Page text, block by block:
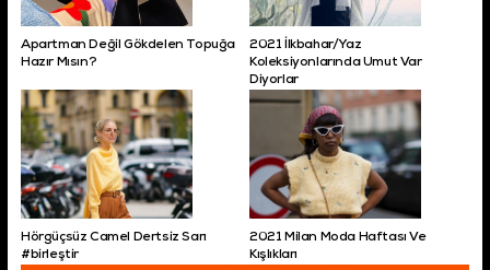
Apartman Değil Gökdelen Topuğa
Hazır Mısın?
2021 İlkbahar/Yaz
Koleksiyonlarında Umut Var
Diyorlar
Hörgüçsüz Camel Dertsiz Sarı
#birleştir
2021 Milan Moda Haftası Ve
Kışlıkları